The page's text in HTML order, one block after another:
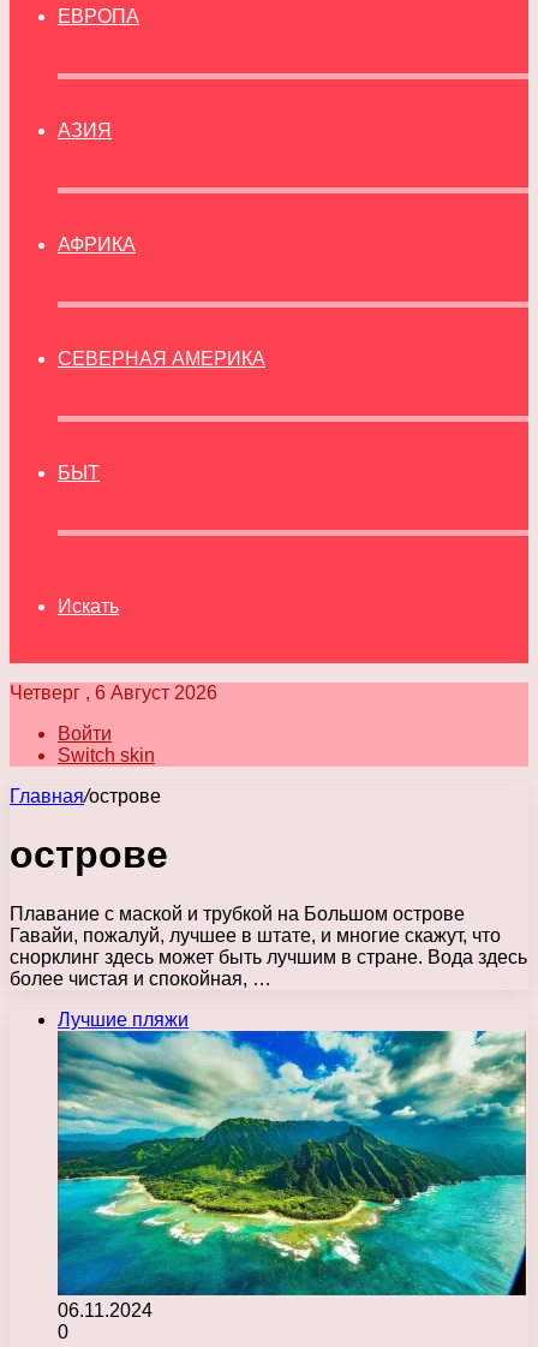
ЕВРОПА
АЗИЯ
АФРИКА
СЕВЕРНАЯ АМЕРИКА
БЫТ
Искать
Четверг , 6 Август 2026
Войти
Switch skin
Главная/острове
острове
Плавание с маской и трубкой на Большом острове
Гавайи, пожалуй, лучшее в штате, и многие скажут, что
снорклинг здесь может быть лучшим в стране. Вода здесь
более чистая и спокойная, …
Лучшие пляжи
06.11.2024
0